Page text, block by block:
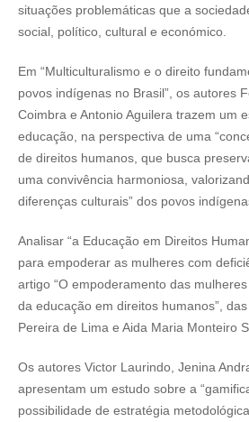
situações problemáticas que a
social, político, cultural e económico.
Em “Multiculturalismo e o direito
povos indígenas no Brasil”, os autores
Coimbra e Antonio Aguilera trazem um
educação, na perspectiva de uma
de direitos humanos, que busca
uma convivência harmoniosa,
diferenças culturais” dos povos
Analisar “a Educação em Direitos
para empoderar as mulheres com
artigo “O empoderamento das
da educação em direitos humanos”,
Pereira de Lima e Aida Maria Monteiro
Os autores Victor Laurindo, Jenina
apresentam um estudo sobre a
possibilidade de estratégia